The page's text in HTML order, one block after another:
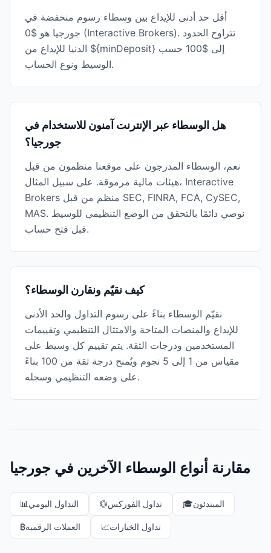
أقل حد أدنى للإيداع بين وسطاء رسوم منخفضة في
جورجيا هو $0 (Interactive Brokers). تتراوح الحدود
الدنيا للإيداع من ${minDeposit} إلى $100 حسب
الوسيط ونوع الحساب.
هل الوسطاء عبر الإنترنت آمنون للاستخدام في
جورجيا؟
نعم، الوسطاء المدرجون على موقعنا منظمون من قبل
هيئات مالية مرموقة. على سبيل المثال، Interactive
Brokers منظم من قبل SEC, FINRA, FCA, CySEC,
MAS. نوصي دائمًا بالتحقق من الوضع التنظيمي للوسيط
قبل فتح حساب.
كيف نقيّم ونقارن الوسطاء؟
نقيّم الوسطاء بناءً على رسوم التداول والحد الأدنى
للإيداع والمنصات المتاحة والامتثال التنظيمي وتقييمات
المستخدمين ودرجات الثقة. يتم تقييم كل وسيط على
مقياس من 1 إلى 5 نجوم ويُمنح درجة ثقة من 100 بناءً
على وضعه التنظيمي وسجله.
مقارنة أنواع الوسطاء الآخرين في جورجيا
📊 التداول اليومي 💱تداول الفوركس 🎓المبتدئون
₿العملات الرقمية 📈تداول الخيارات